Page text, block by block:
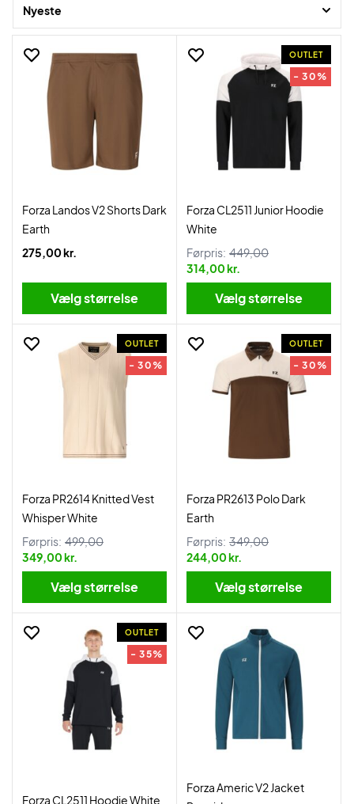
tilbud og du får det hele leveret lynhurtigt. Tjek det store udvalg ud
og find dine favoritter.
Nyeste
Forza Landos V2 Shorts Dark
Earth
275,00 kr.
Vælg størrelse
OUTLET
- 30%
Forza CL2511 Junior Hoodie
White
Førpris: 449,00
314,00 kr.
Vælg størrelse
OUTLET
- 30%
Forza PR2614 Knitted Vest
Whisper White
Førpris: 499,00
349,00 kr.
Vælg størrelse
OUTLET
- 30%
Forza PR2613 Polo Dark
Earth
Førpris: 349,00
244,00 kr.
Vælg størrelse
OUTLET
- 35%
Forza CL2511 Hoodie White
Forza Americ V2 Jacket